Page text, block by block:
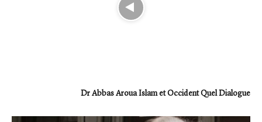
Dr Abbas Aroua Islam et Occident Quel Dialogue